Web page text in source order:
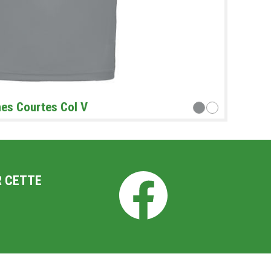
Courtes Col V
CETTE